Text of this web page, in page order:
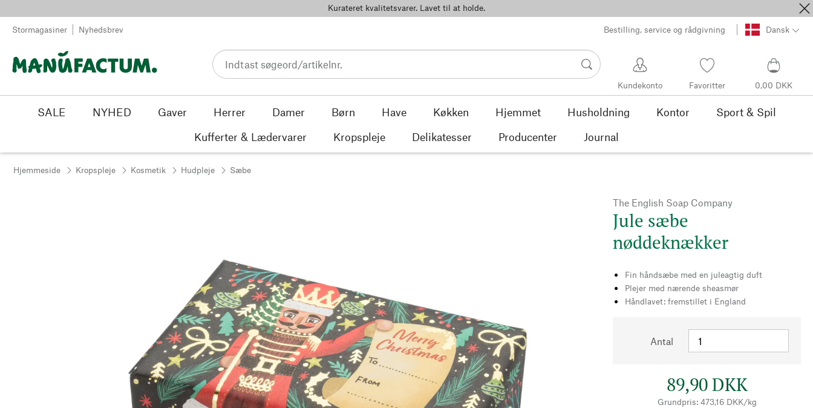
Kurateret kvalitetsvarer. Lavet til at holde.
Stormagasiner Nyhedsbrev Bestilling, service og rådgivning Dansk
Kundekonto Favoritter 0,00 DKK
SALE NYHED Gaver Herrer Damer Børn Have Køkken Hjemmet Husholdning Kontor
Sport & Spil
Kufferter & Lædervarer
Kropspleje Delikatesser Producenter Journal
Hjemmeside Kropspleje Kosmetik Hudpleje Sæbe
The English Soap Company
Jule sæbe
nøddeknækker
Fin håndsæbe med en juleagtig duft
Plejer med nærende sheasmør
Håndlavet: fremstillet i England
Antal
89,90 DKK
Grundpris: 473,16 DKK/kg